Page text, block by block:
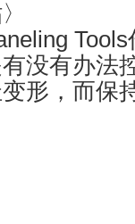
没有办法
形，而保